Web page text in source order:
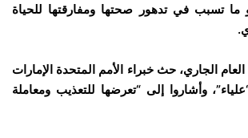
تسبب في تدهور صحتها ومفارقتها للحياة
الجاري، حث خبراء الأمم المتحدة الإمارات
وأشاروا إلى “تعرضها للتعذيب ومعاملة